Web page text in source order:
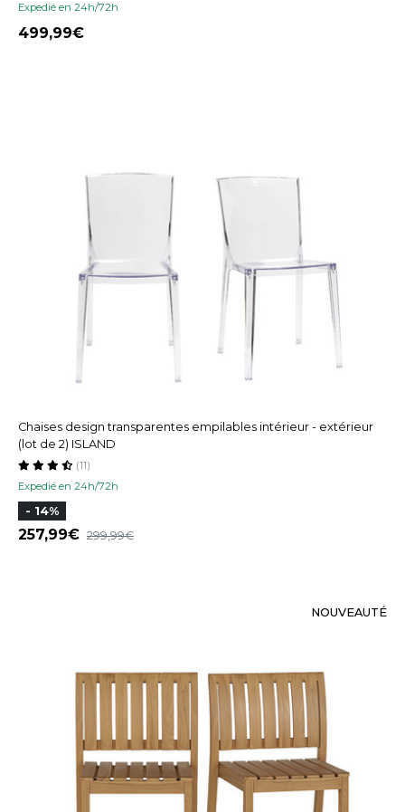
Expedié en 24h/72h
499,99
Chaises design transparentes empilables intérieur - extérieur
(lot de 2) ISLAND
Expedié en 24h/72h
(11)
- 14%
257,99 299,99
NOUVEAUTÉ